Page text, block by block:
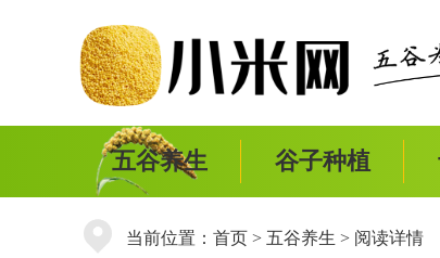
五谷养生 谷子种植
当前位置： 首页 > 五谷养生 > 阅读详情